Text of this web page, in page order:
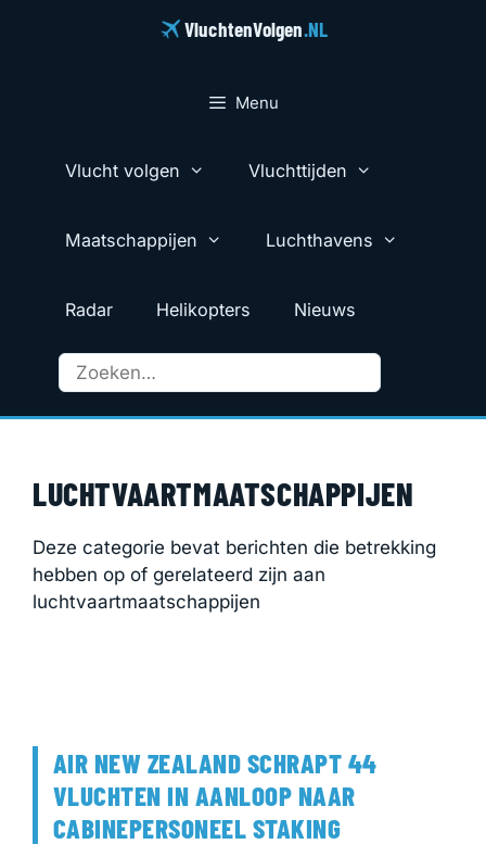
VluchtenVolgen.NL
Menu
Vlucht volgen Vluchttijden
Maatschappijen Luchthavens
Radar Helikopters Nieuws
LUCHTVAARTMAATSCHAPPIJEN
Deze categorie bevat berichten die betrekking
hebben op of gerelateerd zijn aan
luchtvaartmaatschappijen
AIR NEW ZEALAND SCHRAPT 44
VLUCHTEN IN AANLOOP NAAR
CABINEPERSONEEL STAKING